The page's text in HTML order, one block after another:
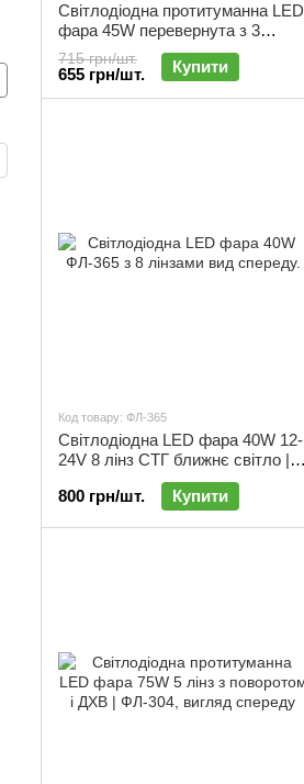
Світлодіодна протитуманна LED
фара 45W перевернута з 3
лінзами | Під бампер | ФЛ-301
715 грн/шт.
655 грн/шт. Купити
Код товару: ФЛ-365
Cвітлодіодна LED фара 40W 12-
24V 8 лінз СТГ ближнє світло |
800 грн/шт.
Купити